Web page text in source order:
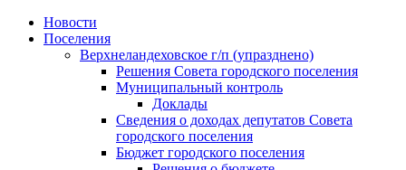
Skip
Новости
Поселения
Верхнеландеховское г/п (упразднено)
Решения Совета городского поселения
Муниципальный контроль
Доклады
Сведения о доходах депутатов Совета
городского поселения
Бюджет городского поселения